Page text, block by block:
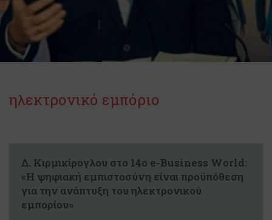
ηλεκτρονικό εμπόριο
Δ. Κιρμικίρογλου στο 14ο e-Business World:
«Η ψηφιακή εμπιστοσύνη είναι προϋπόθεση
για την ανάπτυξη του ηλεκτρονικού
εμπορίου»